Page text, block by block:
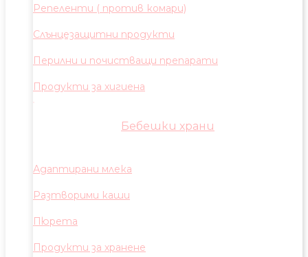
Репеленти ( против комари)
Слънцезащитни продукти
Перилни и почистващи препарати
Продукти за хигиена
Бебешки храни
Адаптирани млека
Разтворими каши
Пюрета
Продукти за хранене